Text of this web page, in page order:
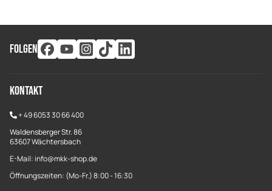
FOLGEN
Kontakt
+49 6053 30 66 400
Waldensberger Str. 86
63607 Wächtersbach
E-Mail: info@mkk-shop.de
Öffnungszeiten: (Mo-Fr.) 8:00 - 16:30